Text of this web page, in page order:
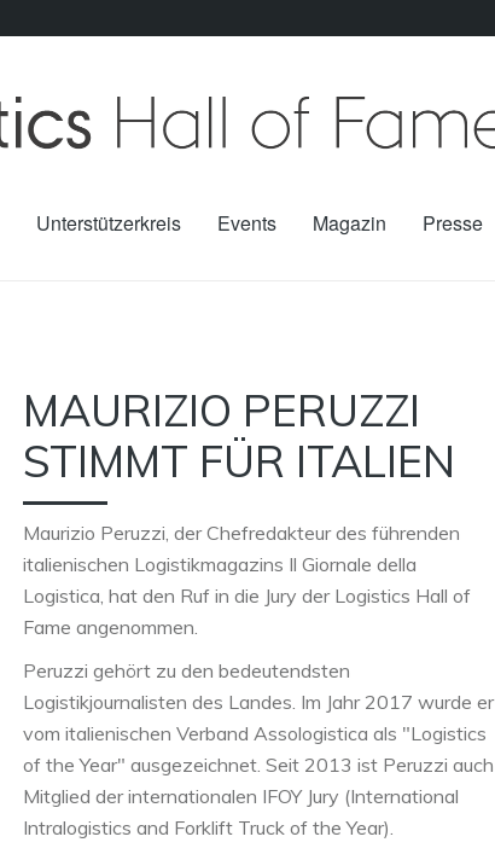
Unterstützerkreis Events Magazin Presse
MAURIZIO PERUZZI
STIMMT FÜR ITALIEN
Maurizio Peruzzi, der Chefredakteur des führenden
italienischen Logistikmagazins Il Giornale della
Logistica, hat den Ruf in die Jury der Logistics Hall of
Fame angenommen.
Peruzzi gehört zu den bedeutendsten
Logistikjournalisten des Landes. Im Jahr 2017 wurde er
vom italienischen Verband Assologistica als "Logistics
of the Year" ausgezeichnet. Seit 2013 ist Peruzzi auch
Mitglied der internationalen IFOY Jury (International
Intralogistics and Forklift Truck of the Year).